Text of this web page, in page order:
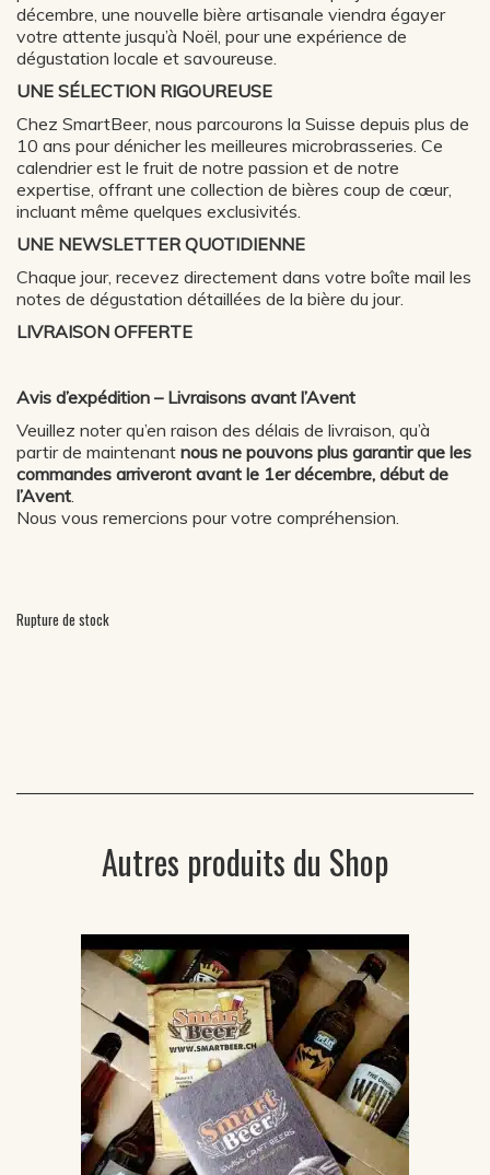
décembre, une nouvelle bière artisanale viendra égayer
votre attente jusqu’à Noël, pour une expérience de
dégustation locale et savoureuse.
UNE SÉLECTION RIGOUREUSE
Chez SmartBeer, nous parcourons la Suisse depuis plus de
10 ans pour dénicher les meilleures microbrasseries. Ce
calendrier est le fruit de notre passion et de notre
expertise, offrant une collection de bières coup de cœur,
incluant même quelques exclusivités.
UNE NEWSLETTER QUOTIDIENNE
Chaque jour, recevez directement dans votre boîte mail les
notes de dégustation détaillées de la bière du jour.
LIVRAISON OFFERTE
Avis d’expédition – Livraisons avant l’Avent
Veuillez noter qu’en raison des délais de livraison, qu’à
partir de maintenant nous ne pouvons plus garantir que les
commandes arriveront avant le 1er décembre, début de
l’Avent
Nous vous remercions pour votre compréhension.
Rupture de stock
Autres produits du Shop